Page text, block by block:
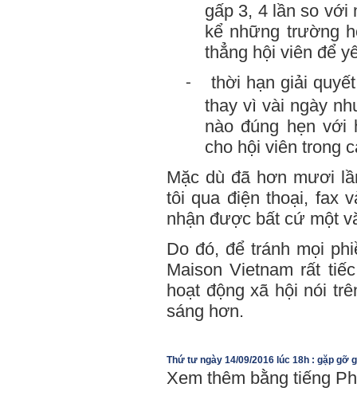
gấp 3, 4 lần so với
kể những trường
thẳng hội viên để
-
thời hạn giải
thay vì vài ngày
nào đúng hẹn với
cho hội viên trong
Mặc dù đã hơn mươi
tôi qua điện thoại, fax
nhận được bất cứ một
Do đó, để tránh mọi
Maison Vietnam rất
hoạt động xã hội nói
sáng hơn.
Thứ tư ngày 14/09/2016 lúc 18h : gặp
Xem thêm bằng tiếng